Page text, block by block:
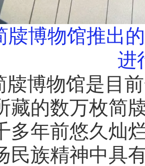
牍博物馆推出
进
牍博物馆是目
藏的数万枚简
多年前悠久灿
民族精神中具